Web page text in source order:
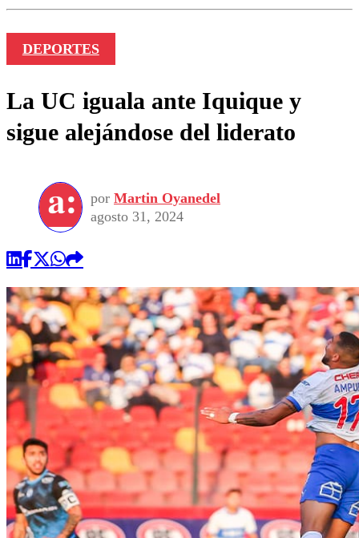
DEPORTES
La UC iguala ante Iquique y
sigue alejándose del liderato
por Martin Oyanedel
agosto 31, 2024